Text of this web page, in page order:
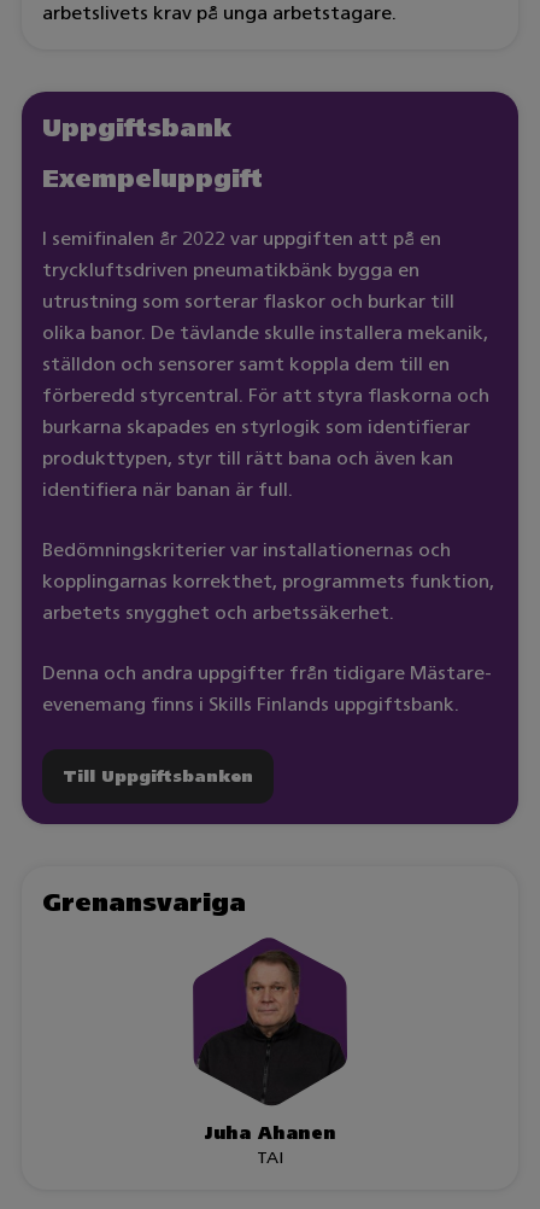
arbetslivets krav på unga arbetstagare.
Uppgiftsbank
Exempeluppgift
I semifinalen år 2022 var uppgiften att på en
tryckluftsdriven pneumatikbänk bygga en
utrustning som sorterar flaskor och burkar till
olika banor. De tävlande skulle installera mekanik,
ställdon och sensorer samt koppla dem till en
förberedd styrcentral. För att styra flaskorna och
burkarna skapades en styrlogik som identifierar
produkttypen, styr till rätt bana och även kan
identifiera när banan är full.
Bedömningskriterier var installationernas och
kopplingarnas korrekthet, programmets funktion,
arbetets snygghet och arbetssäkerhet.
Denna och andra uppgifter från tidigare Mästare-
evenemang finns i Skills Finlands uppgiftsbank.
Till Uppgiftsbanken
Grenansvariga
Juha Ahanen
TAI